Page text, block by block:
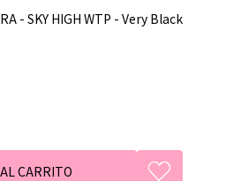
- SKY HIGH WTP - Very Black